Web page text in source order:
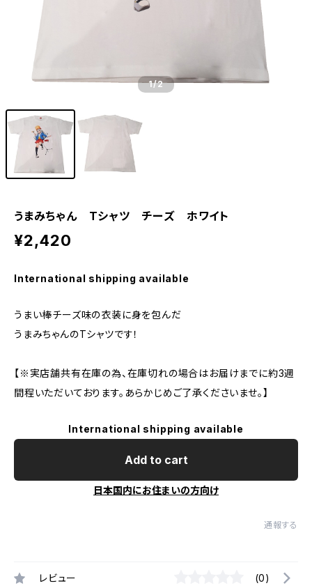
1/2
うまみちゃん Tシャツ チーズ ホワイト
¥2,420
International shipping available
うまい棒チーズ味の衣装に身を包んだ
うまみちゃんのTシャツです！
【※実店舗共有在庫の為、在庫切れの場合はお届けまでに約3週
間程いただいております。あらかじめご了承くださいませ。】
International shipping available
Add to cart
日本国内にお住まいの方向け
通報する
レビュー (0)